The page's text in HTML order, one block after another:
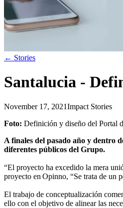
← Stories
Santalucia -
November 17, 2021Impact Stories
Foto: Definición y diseño del Portal
A finales del pasado año y dentro
diferentes públicos del Grupo.
“El proyecto ha excedido la mera
proyecto en Opinno, “Se trata de un
El trabajo de conceptualización
ello con el objetivo de alinear las